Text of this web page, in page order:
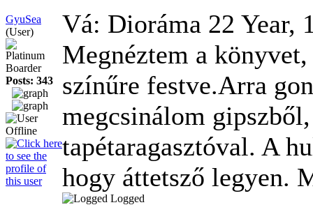
GyuSea
(User)
Platinum
Boarder
Posts: 343
Vá: Dioráma 22 Year,
Megnéztem a
színűre festve.Arra
megcsinálom
tapétaragasztóval. A
hogy áttetsző legyen.
Logged